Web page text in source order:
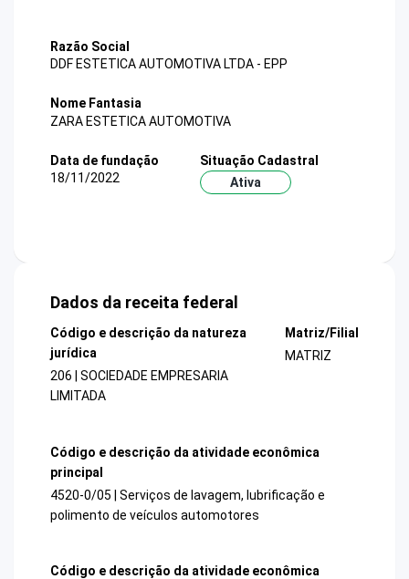
Razão Social
DDF ESTETICA AUTOMOTIVA LTDA - EPP
Nome Fantasia
ZARA ESTETICA AUTOMOTIVA
Data de fundação
18/11/2022
Situação Cadastral
Ativa
Dados da receita federal
Código e descrição da natureza
jurídica
206 | SOCIEDADE EMPRESARIA
LIMITADA
Matriz/Filial
MATRIZ
Código e descrição da atividade econômica
principal
4520-0/05 | Serviços de lavagem, lubrificação e
polimento de veículos automotores
Código e descrição da atividade econômica